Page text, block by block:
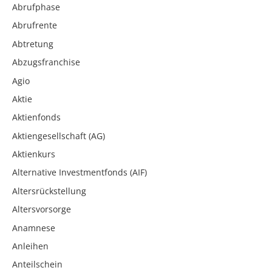
Abrufphase
Abrufrente
Abtretung
Abzugsfranchise
Agio
Aktie
Aktienfonds
Aktiengesellschaft (AG)
Aktienkurs
Alternative Investmentfonds (AIF)
Altersrückstellung
Altersvorsorge
Anamnese
Anleihen
Anteilschein